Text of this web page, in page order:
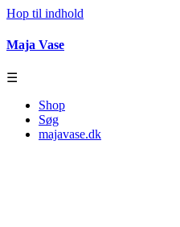
Hop til indhold
Maja Vase
☰
Shop
Søg
majavase.dk